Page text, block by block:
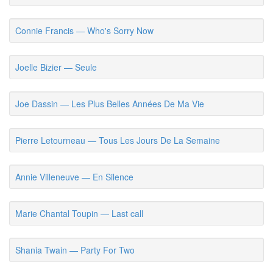
Connie Francis — Who's Sorry Now
Joelle Bizier — Seule
Joe Dassin — Les Plus Belles Années De Ma Vie
Pierre Letourneau — Tous Les Jours De La Semaine
Annie Villeneuve — En Silence
Marie Chantal Toupin — Last call
Shania Twain — Party For Two